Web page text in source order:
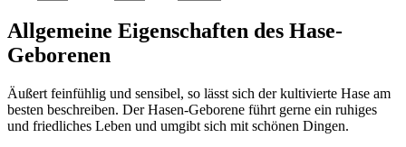
Allgemeine Eigenschaften des Hase-
Geborenen
Äußert feinfühlig und sensibel, so lässt sich der kultivierte Hase am
besten beschreiben. Der Hasen-Geborene führt gerne ein ruhiges
und friedliches Leben und umgibt sich mit schönen Dingen.